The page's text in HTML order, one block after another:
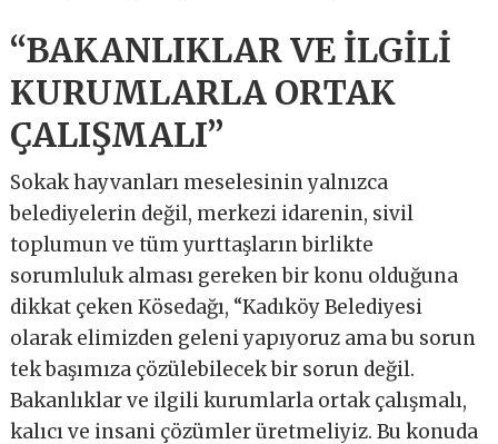
“BAKANLIKLAR VE İLGİLİ
KURUMLARLA ORTAK
ÇALIŞMALI”
Sokak hayvanları meselesinin yalnızca
belediyelerin değil, merkezi idarenin, sivil
toplumun ve tüm yurttaşların birlikte
sorumluluk alması gereken bir konu olduğuna
dikkat çeken Kösedağı, “Kadıköy Belediyesi
olarak elimizden geleni yapıyoruz ama bu sorun
tek başımıza çözülebilecek bir sorun değil.
Bakanlıklar ve ilgili kurumlarla ortak çalışmalı,
kalıcı ve insani çözümler üretmeliyiz. Bu konuda